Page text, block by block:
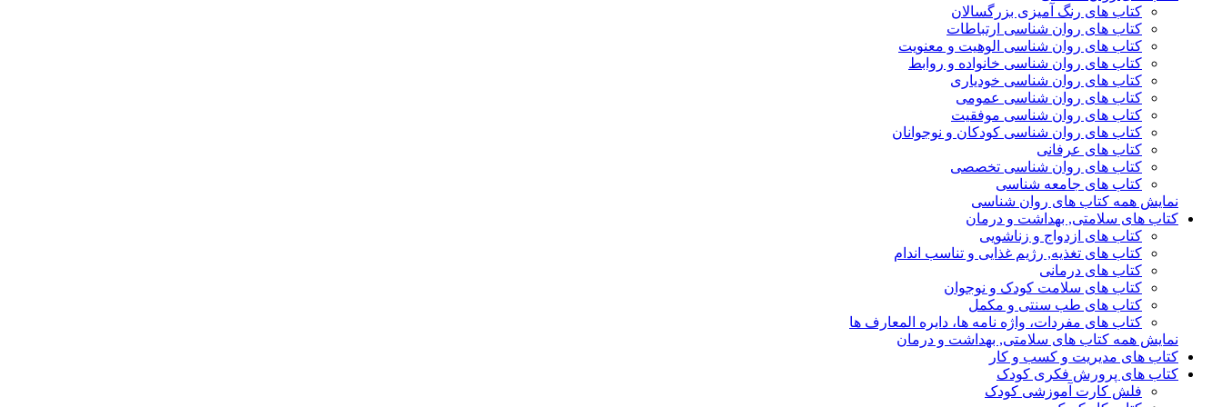
کتاب های رنگ آمیزی بزرگسالان
کتاب های روان شناسی ارتباطات
کتاب های روان شناسی الوهیت و معنویت
کتاب های روان شناسی خانواده و روابط
کتاب های روان شناسی خودیاری
کتاب های روان شناسی عمومی
کتاب های روان شناسی موفقیت
کتاب های روان شناسی کودکان و نوجوانان
کتاب های عرفانی
کتاب های روان شناسی تخصصی
کتاب های جامعه شناسی
نمایش همه کتاب های روان شناسی
کتاب های سلامتی, بهداشت و درمان
کتاب های ازدواج و زناشویی
کتاب های تغذیه, رژیم غذایی و تناسب اندام
کتاب های درمانی
کتاب های سلامت کودک و نوجوان
کتاب های طب سنتی و مکمل
کتاب های مفردات، واژه نامه ها، دایره المعارف ها
نمایش همه کتاب های سلامتی, بهداشت و درمان
کتاب های مدیریت و کسب و کار
کتاب های پرورش فکری کودک
فلش کارت آموزشی کودک